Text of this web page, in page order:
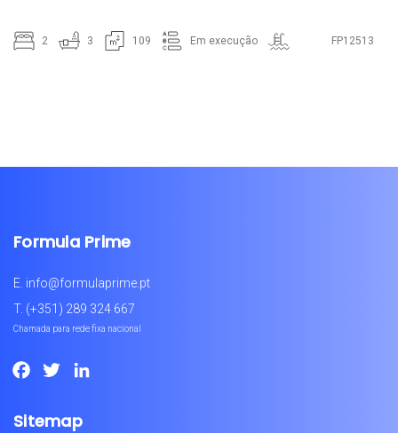
2 3 109 Em execução FP12513
Formula Prime
E. info@formulaprime.pt
T. (+351) 289 324 667
Chamada para rede fixa nacional
Facebook
Twitter
Sitemap